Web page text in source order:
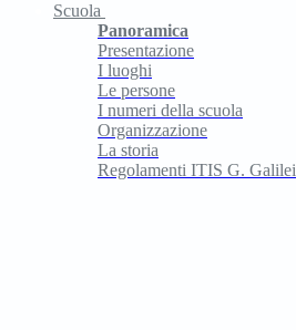
Scuola
Panoramica
Presentazione
I luoghi
Le persone
I numeri della scuola
Organizzazione
La storia
Regolamenti ITIS G. Galilei